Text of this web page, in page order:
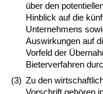
über den
Hinblick auf die
Unternehmens
Auswirkungen auf
Vorfeld der
Bieterverfahren
(3) Zu den